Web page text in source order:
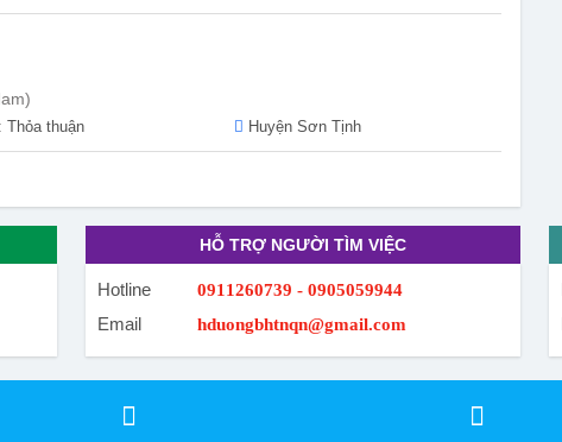
Thỏa thuận Huyện Sơn Tịnh
HỖ TRỢ NGƯỜI TÌM VIỆC
Hotline 0911260739 - 0905059944
Email hduongbhtnqn@gmail.com